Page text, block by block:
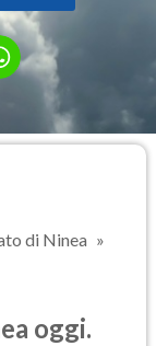
di Ninea
oggi.